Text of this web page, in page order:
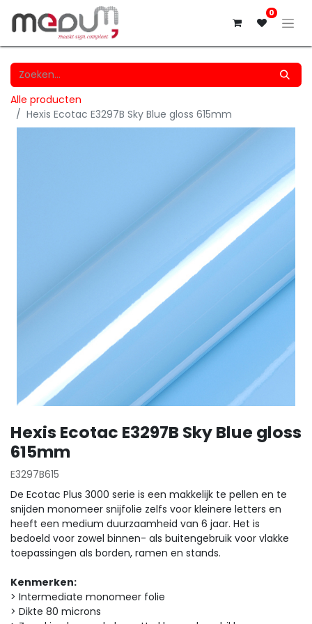
0
Alle producten
Hexis Ecotac E3297B Sky Blue gloss 615mm
Hexis Ecotac E3297B Sky Blue gloss
615mm
E3297B615
De Ecotac Plus 3000 serie is een makkelijk te pellen en te
snijden monomeer snijfolie zelfs voor kleinere letters en
heeft een medium duurzaamheid van 6 jaar. Het is
bedoeld voor zowel binnen- als buitengebruik voor vlakke
toepassingen als borden, ramen en stands.
Kenmerken:
> Intermediate monomeer folie
> Dikte 80 microns